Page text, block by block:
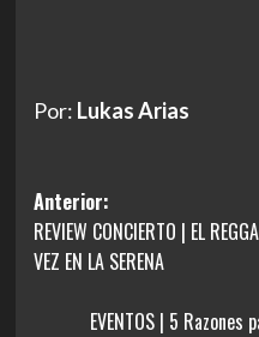
Por: Lukas Arias
Navegación
de
entradas
Anterior:
REVIEW CONCIERTO | EL
VEZ EN LA SERENA
EVENTOS | 5